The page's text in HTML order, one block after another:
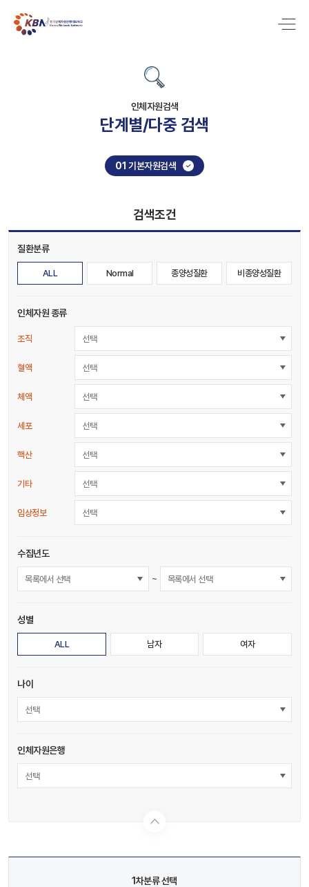
인체자원검색
단계별/다중 검색
01 기본자원검색
검색조건
질환분류
ALL Normal 종양성질환 비종양성질환
인체자원 종류
조직 선택
혈액 선택
체액 선택
세포 선택
핵산 선택
기타 선택
임상정보 선택
수집년도
~
성별
ALL 남자 여자
나이
선택
인체자원은행
선택
1차분류 선택